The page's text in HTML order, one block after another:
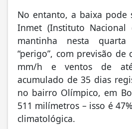
No entanto, a baixa pode
Inmet (Instituto Nacional
mantinha nesta
“perigo”, com previsão de
mm/h e ventos de
acumulado de 35 dias
no bairro Olímpico, em
511 milímetros – isso é
climatológica.